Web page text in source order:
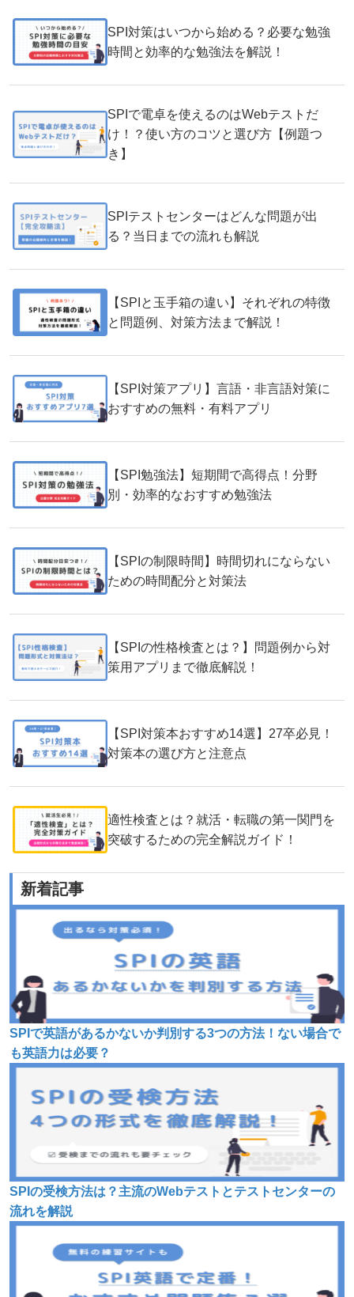
SPI対策はいつから始める？必要な勉強
時間と効率的な勉強法を解説！
SPIで電卓を使えるのはWebテストだ
け！？使い方のコツと選び方【例題つ
き】
SPIテストセンターはどんな問題が出
る？当日までの流れも解説
【SPIと玉手箱の違い】それぞれの特徴
と問題例、対策方法まで解説！
【SPI対策アプリ】言語・非言語対策に
おすすめの無料・有料アプリ
【SPI勉強法】短期間で高得点！分野
別・効率的なおすすめ勉強法
【SPIの制限時間】時間切れにならない
ための時間配分と対策法
【SPIの性格検査とは？】問題例から対
策用アプリまで徹底解説！
【SPI対策本おすすめ14選】27卒必見！
対策本の選び方と注意点
適性検査とは？就活・転職の第一関門を
突破するための完全解説ガイド！
新着記事
SPIで英語があるかないか判別する3つの方法！ない場合で
も英語力は必要？
SPIの受検方法は？主流のWebテストとテストセンターの
流れを解説